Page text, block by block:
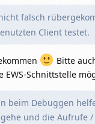
falsch
Client testet.
Bitte
Schnittstelle
beim Debuggen
und die Aufrufe